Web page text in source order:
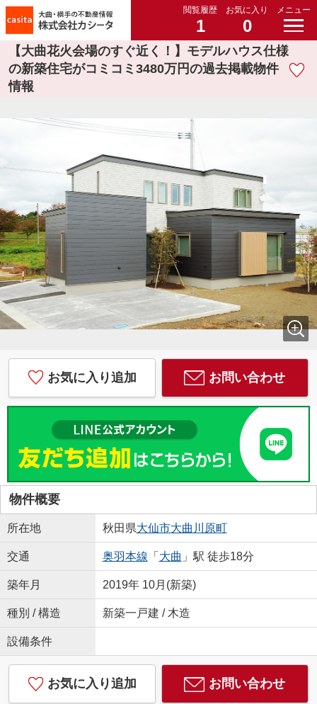
閲覧履歴
1
お気に入り
0
メニュー
【大曲花火会場のすぐ近く！】モデルハウス仕様
の新築住宅がコミコミ3480万円の過去掲載物件
情報
お気に入り追加 お問い合わせ
物件概要
所在地 秋田県大仙市大曲川原町
交通 奥羽本線 「 大曲 」駅 徒歩18分
築年月 2019年 10月(新築)
種別 / 構造 新築一戸建 / 木造
設備条件
お気に入り追加 お問い合わせ